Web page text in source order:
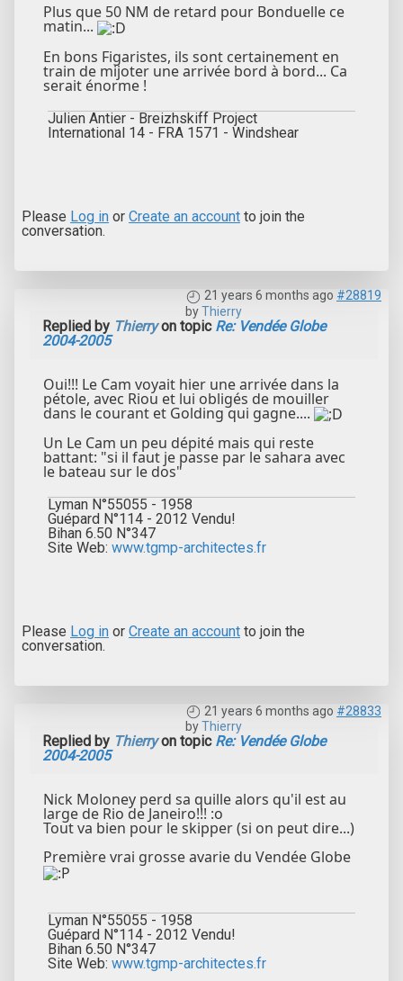
Plus que 50 NM de retard pour Bonduelle ce
matin...
En bons Figaristes, ils sont certainement en
train de mijoter une arrivée bord à bord... Ca
serait énorme !
Julien Antier - Breizhskiff Project
International 14 - FRA 1571 - Windshear
Please Log in or Create an account to join the
conversation.
21 years 6 months ago #28819
byThierry
Replied by Thierryon topic Re: Vendée Globe
2004-2005
Oui!!! Le Cam voyait hier une arrivée dans la
pétole, avec Riou et lui obligés de mouiller
dans le courant et Golding qui gagne....
Un Le Cam un peu dépité mais qui reste
battant: "si il faut je passe par le sahara avec
le bateau sur le dos"
Lyman N°55055 - 1958
Guépard N°114 - 2012 Vendu!
Bihan 6.50 N°347
Site Web: www.tgmp-architectes.fr
Please Log in or Create an account to join the
conversation.
21 years 6 months ago #28833
byThierry
Replied by Thierryon topic Re: Vendée Globe
2004-2005
Nick Moloney perd sa quille alors qu'il est au
large de Rio de Janeiro!!! :o
Tout va bien pour le skipper (si on peut dire...)
Première vrai grosse avarie du Vendée Globe
Lyman N°55055 - 1958
Guépard N°114 - 2012 Vendu!
Bihan 6.50 N°347
Site Web: www.tgmp-architectes.fr